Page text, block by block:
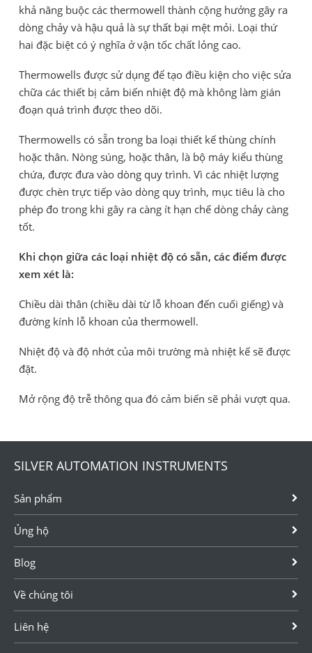
khả năng buộc các thermowell thành cộng hưởng gây ra
dòng chảy và hậu quả là sự thất bại mệt mỏi. Loại thứ
hai đặc biệt có ý nghĩa ở vận tốc chất lỏng cao.
Thermowells được sử dụng để tạo điều kiện cho việc sửa
chữa các thiết bị cảm biến nhiệt độ mà không làm gián
đoạn quá trình được theo dõi.
Thermowells có sẵn trong ba loại thiết kế thùng chính
hoặc thân. Nòng súng, hoặc thân, là bộ máy kiểu thùng
chứa, được đưa vào dòng quy trình. Vì các nhiệt lượng
được chèn trực tiếp vào dòng quy trình, mục tiêu là cho
phép đo trong khi gây ra càng ít hạn chế dòng chảy càng
tốt.
Khi chọn giữa các loại nhiệt độ có sẵn, các điểm được
xem xét là:
Chiều dài thân (chiều dài từ lỗ khoan đến cuối giếng) và
đường kính lỗ khoan của thermowell.
Nhiệt độ và độ nhớt của môi trường mà nhiệt kế sẽ được
đặt.
Mở rộng độ trễ thông qua đó cảm biến sẽ phải vượt qua.
SILVER AUTOMATION INSTRUMENTS
Sản phẩm
Ủng hộ
Blog
Về chúng tôi
Liên hệ